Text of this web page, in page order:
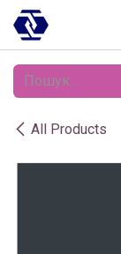
Skip to Content
All Products